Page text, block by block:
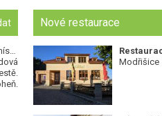
Nové restaurace
Modřišice